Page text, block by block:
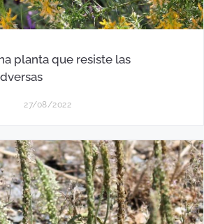
planta que resiste las
27/08/2022